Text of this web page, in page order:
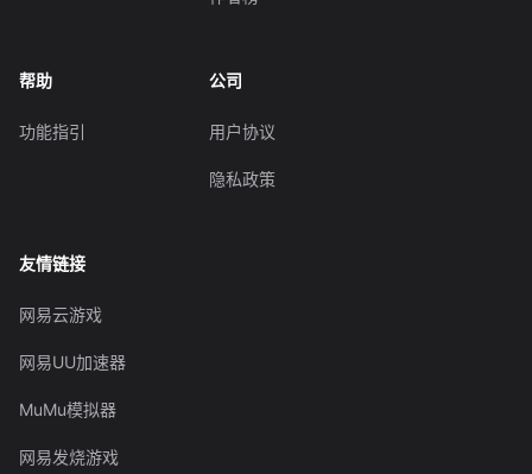
帮助
功能指引
公司
用户协议
隐私政策
友情链接
网易云游戏
网易UU加速器
MuMu模拟器
网易发烧游戏